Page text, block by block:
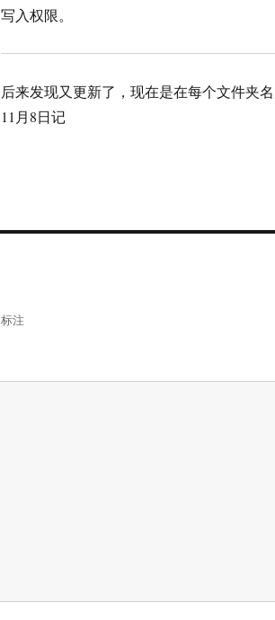
写入权限。
后来发现又更新了，现在是在每个文件夹
11月8日记
标注